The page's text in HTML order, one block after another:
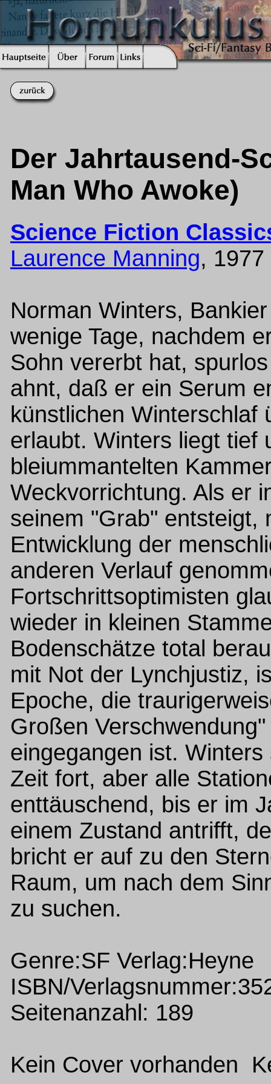
Der Jahrtausend-
Man Who Awoke)
Science Fiction
Laurence Manning, 1977
Norman Winters,
wenige Tage, nachdem
Sohn vererbt hat,
ahnt, daß er ein Serum
künstlichen Winterschlaf
erlaubt. Winters liegt tief
bleiummantelten
Weckvorrichtung. Als er
seinem "Grab" entsteigt,
Entwicklung der
anderen Verlauf
Fortschrittsoptimisten
wieder in kleinen
Bodenschätze total
mit Not der Lynchjustiz,
Epoche, die
Großen
eingegangen ist.
Zeit fort, aber alle
enttäuschend, bis er im
einem Zustand antrifft,
bricht er auf zu den
Raum, um nach dem
zu suchen.
Genre:SF Verlag:Heyne
ISBN/
Seitenanzahl: 189
Kein Cover vorhanden